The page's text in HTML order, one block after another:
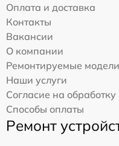
Оплата и доставка
Контакты
Вакансии
О компании
Ремонтируемые модели
Наши услуги
Согласие на
Способы оплаты
Ремонт